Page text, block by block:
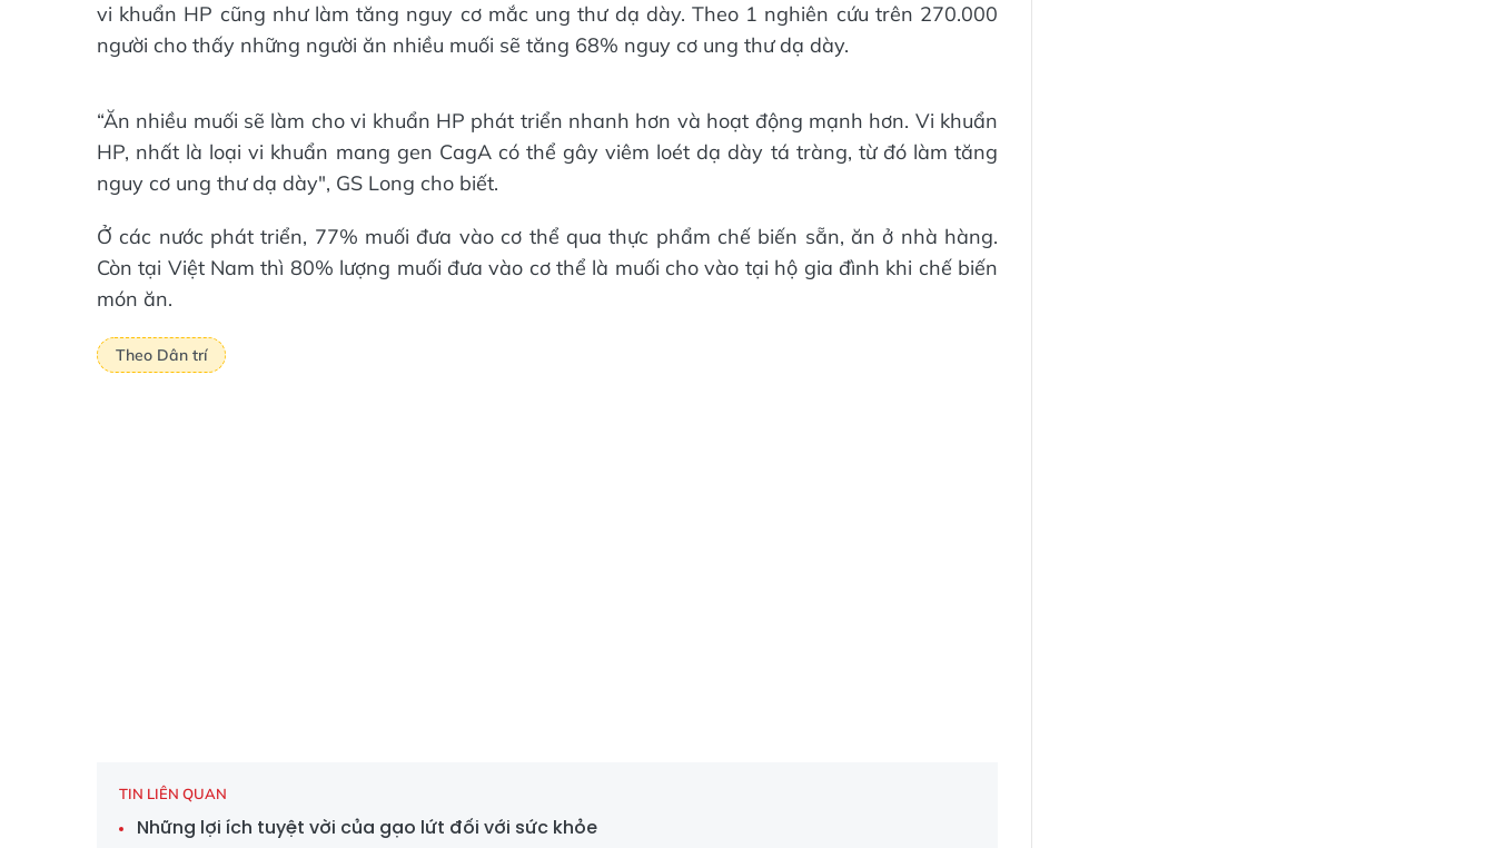
vi khuẩn HP cũng như làm tăng nguy cơ mắc ung thư dạ dày. Theo 1 nghiên cứu trên 270.000
người cho thấy những người ăn nhiều muối sẽ tăng 68% nguy cơ ung thư dạ dày.
“Ăn nhiều muối sẽ làm cho vi khuẩn HP phát triển nhanh hơn và hoạt động mạnh hơn. Vi khuẩn
HP, nhất là loại vi khuẩn mang gen CagA có thể gây viêm loét dạ dày tá tràng, từ đó làm tăng
nguy cơ ung thư dạ dày", GS Long cho biết.
Ở các nước phát triển, 77% muối đưa vào cơ thể qua thực phẩm chế biến sẵn, ăn ở nhà hàng.
Còn tại Việt Nam thì 80% lượng muối đưa vào cơ thể là muối cho vào tại hộ gia đình khi chế biến
món ăn.
Theo Dân trí
TIN LIÊN QUAN
Những lợi ích tuyệt vời của gạo lứt đối với sức khỏe